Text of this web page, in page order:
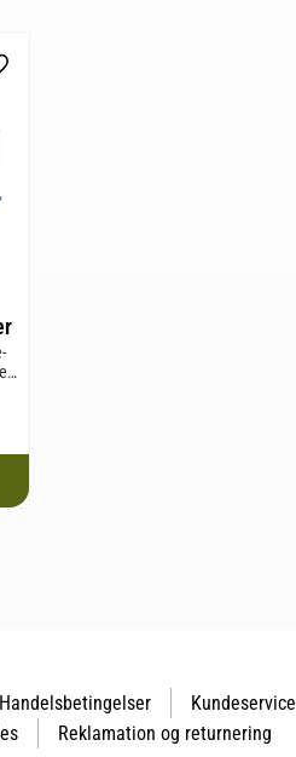
som favorit
Handelsbetingelser Kundeservice
Reklamation og returnering